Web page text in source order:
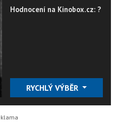
Hodnocení na Kinobox.cz: ?
RYCHLÝ VÝBĚR